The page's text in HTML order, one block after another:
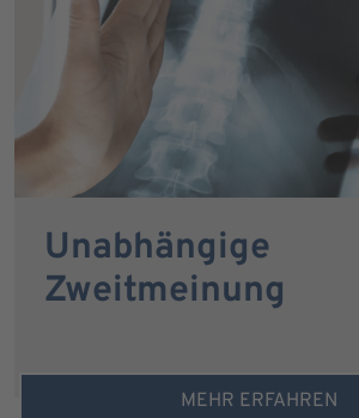
Unabhängige
Zweitmeinung
MEHR ERFAHREN